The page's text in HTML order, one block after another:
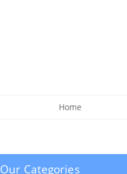
Home
Our Categories